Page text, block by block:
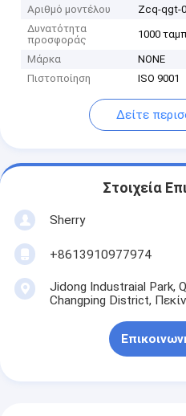
Αριθμό μοντέλου
Zcq-qgt-
Δυνατότητα
προσφοράς
1000
Μάρκα
NONE
Πιστοποίηση
ISO 9001
Δείτε
Στοιχεία
Sherry
+8613910977974
Jidong Industraial Park,
Changping District,